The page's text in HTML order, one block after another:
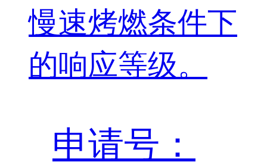
慢速烤燃条件下
的响应等级。
申请号：